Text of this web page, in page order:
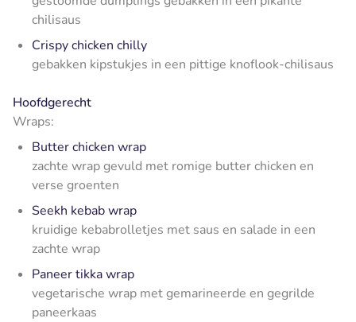
chilisaus
Crispy chicken chilly
gebakken kipstukjes in een pittige knoflook-chilisaus
Hoofdgerecht
Wraps:
Butter chicken wrap
zachte wrap gevuld met romige butter chicken en
verse groenten
Seekh kebab wrap
kruidige kebabrolletjes met saus en salade in een
zachte wrap
Paneer tikka wrap
vegetarische wrap met gemarineerde en gegrilde
paneerkaas